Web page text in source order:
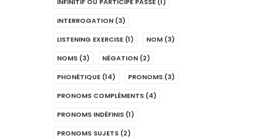
INFINITIF OU PARTICIPE PASSÉ (1)
INTERROGATION (3)
LISTENING EXERCISE (1) NOM (3)
NOMS (3) NÉGATION (2)
PHONÉTIQUE (14) PRONOMS (3)
PRONOMS COMPLÉMENTS (4)
PRONOMS INDÉFINIS (1)
PRONOMS SUJETS (2)